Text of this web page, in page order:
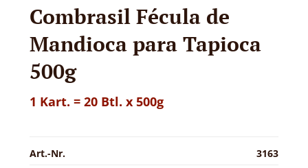
Combrasil Fécula de
Mandioca para Tapioca
500g
1 Kart. = 20 Btl. x 500g
Art.-Nr. 3163